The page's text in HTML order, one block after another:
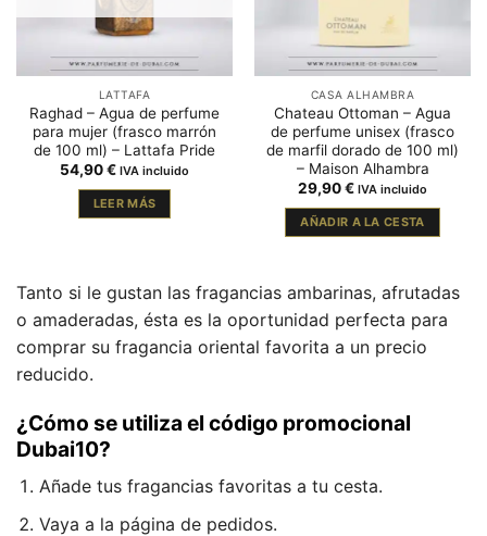
LATTAFA
Raghad – Agua de perfume
para mujer (frasco marrón
de 100 ml) – Lattafa Pride
54,90€ IVA incluido
LEER MÁS
CASA ALHAMBRA
Chateau Ottoman – Agua
de perfume unisex (frasco
de marfil dorado de 100 ml)
– Maison Alhambra
29,90€ IVA incluido
AÑADIR A LA CESTA
Tanto si le gustan las fragancias ambarinas, afrutadas
o amaderadas, ésta es la oportunidad perfecta para
comprar su fragancia oriental favorita a un precio
reducido.
¿Cómo se utiliza el código promocional
Dubai10?
Añade tus fragancias favoritas a tu cesta.
Vaya a la página de pedidos.